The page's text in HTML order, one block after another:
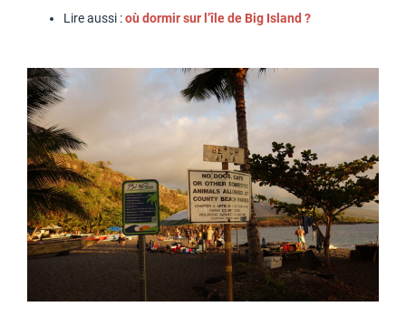
Lire aussi :où dormir sur l’île de Big Island ?